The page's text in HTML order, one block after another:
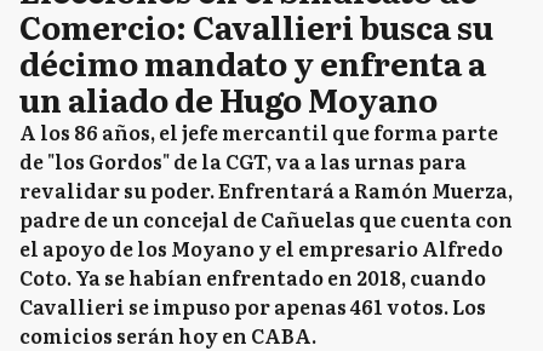
Comercio: Cavallieri busca su
décimo mandato y enfrenta a
un aliado de Hugo Moyano
A los 86 años, el jefe mercantil que forma parte
de "los Gordos" de la CGT, va a las urnas para
revalidar su poder. Enfrentará a Ramón Muerza,
padre de un concejal de Cañuelas que cuenta con
el apoyo de los Moyano y el empresario Alfredo
Coto. Ya se habían enfrentado en 2018, cuando
Cavallieri se impuso por apenas 461 votos. Los
comicios serán hoy en CABA.